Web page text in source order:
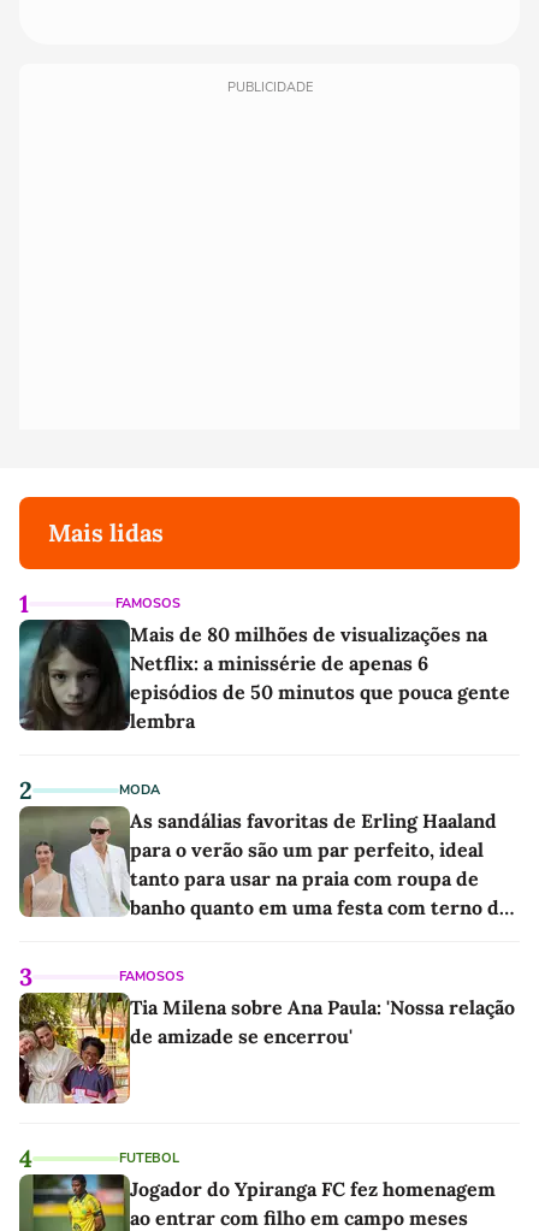
PUBLICIDADE
Mais lidas
1 FAMOSOS
Mais de 80 milhões de visualizações na
Netflix: a minissérie de apenas 6
episódios de 50 minutos que pouca gente
lembra
2 MODA
As sandálias favoritas de Erling Haaland
para o verão são um par perfeito, ideal
tanto para usar na praia com roupa de
banho quanto em uma festa com terno de
3 FAMOSOS
Tia Milena sobre Ana Paula: 'Nossa relação
de amizade se encerrou'
4 FUTEBOL
Jogador do Ypiranga FC fez homenagem
ao entrar com filho em campo meses